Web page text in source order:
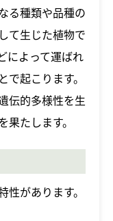
る種類や品種の
て生じた植物で
によって運ばれ
起こります。
伝的多様性を生
たします。
があります。